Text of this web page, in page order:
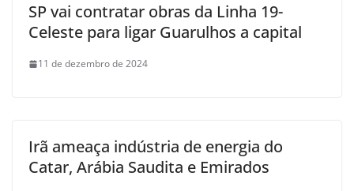
SP vai contratar obras da Linha 19-
Celeste para ligar Guarulhos a capital
11 de dezembro de 2024
Irã ameaça indústria de energia do
Catar, Arábia Saudita e Emirados